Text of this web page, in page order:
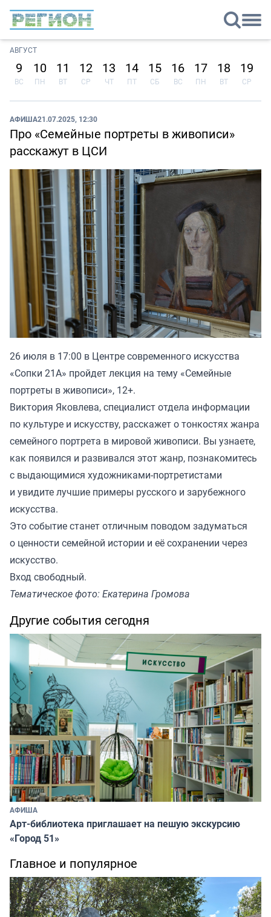
АВГУСТ
9
ВС
10
ПН
11
ВТ
12
СР
13
ЧТ
14
ПТ
15
СБ
16
ВС
17
ПН
18
ВТ
19
СР
АФИША21.07.2025, 12:30
Про «Семейные портреты в живописи»
расскажут в ЦСИ
26 июля в 17:00 в Центре современного искусства
«Сопки 21А» пройдет лекция на тему «Семейные
портреты в живописи», 12+.
Виктория Яковлева, специалист отдела информации
по культуре и искусству, расскажет о тонкостях жанра
семейного портрета в мировой живописи. Вы узнаете,
как появился и развивался этот жанр, познакомитесь
с выдающимися художниками-портретистами
и увидите лучшие примеры русского и зарубежного
искусства.
Это событие станет отличным поводом задуматься
о ценности семейной истории и её сохранении через
искусство.
Вход свободный.
Тематическое фото: Екатерина Громова
Другие события сегодня
АФИША
Арт-библиотека приглашает на пешую экскурсию
«Город 51»
Главное и популярное